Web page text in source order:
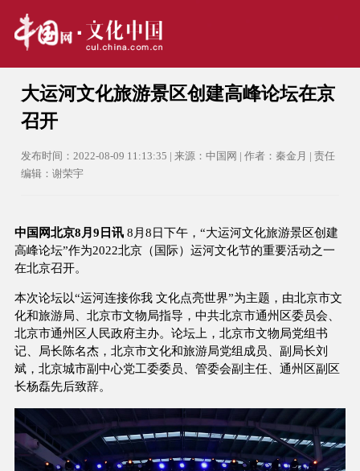
大运河文化旅游景区创建高峰论坛在京
召开
发布时间：2022-08-09 11:13:35 | 来源：中国网 | 作者：秦金月 | 责任
编辑：谢荣宇
中国网北京8月9日讯8月8日下午，“大运河文化旅游景区创建
高峰论坛”作为2022北京（国际）运河文化节的重要活动之一
在北京召开。
本次论坛以“运河连接你我 文化点亮世界”为主题，由北京市文
化和旅游局、北京市文物局指导，中共北京市通州区委员会、
北京市通州区人民政府主办。论坛上，北京市文物局党组书
记、局长陈名杰，北京市文化和旅游局党组成员、副局长刘
斌，北京城市副中心党工委委员、管委会副主任、通州区副区
长杨磊先后致辞。